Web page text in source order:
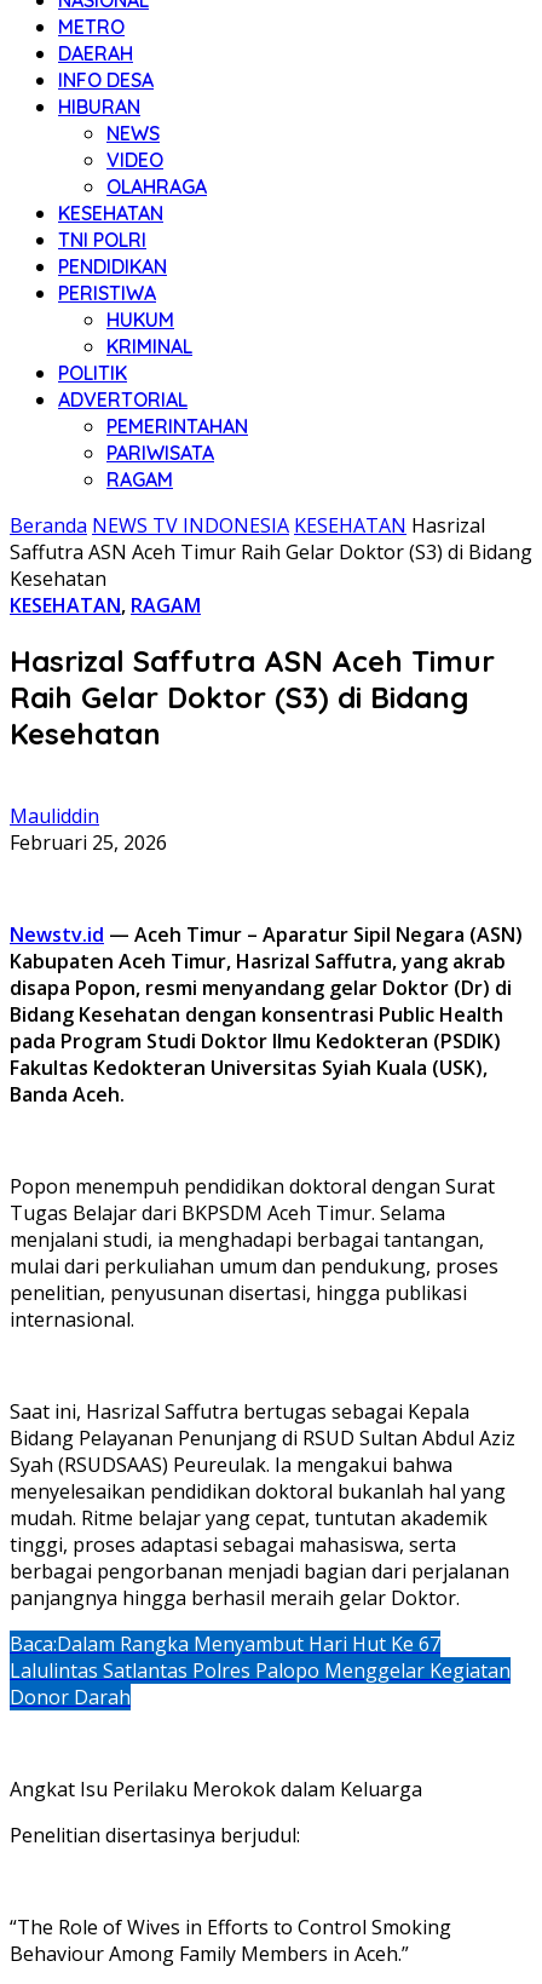
METRO
DAERAH
INFO DESA
HIBURAN
NEWS
VIDEO
OLAHRAGA
KESEHATAN
TNI POLRI
PENDIDIKAN
PERISTIWA
HUKUM
KRIMINAL
POLITIK
ADVERTORIAL
PEMERINTAHAN
PARIWISATA
RAGAM
Beranda NEWS TV INDONESIA KESEHATAN Hasrizal
Saffutra ASN Aceh Timur Raih Gelar Doktor (S3) di Bidang
Kesehatan
KESEHATAN, RAGAM
Hasrizal Saffutra ASN Aceh Timur
Raih Gelar Doktor (S3) di Bidang
Kesehatan
Mauliddin
Februari 25, 2026
Newstv.id — Aceh Timur – Aparatur Sipil Negara (ASN)
Kabupaten Aceh Timur, Hasrizal Saffutra, yang akrab
disapa Popon, resmi menyandang gelar Doktor (Dr) di
Bidang Kesehatan dengan konsentrasi Public Health
pada Program Studi Doktor Ilmu Kedokteran (PSDIK)
Fakultas Kedokteran Universitas Syiah Kuala (USK),
Banda Aceh.
Popon menempuh pendidikan doktoral dengan Surat
Tugas Belajar dari BKPSDM Aceh Timur. Selama
menjalani studi, ia menghadapi berbagai tantangan,
mulai dari perkuliahan umum dan pendukung, proses
penelitian, penyusunan disertasi, hingga publikasi
internasional.
Saat ini, Hasrizal Saffutra bertugas sebagai Kepala
Bidang Pelayanan Penunjang di RSUD Sultan Abdul Aziz
Syah (RSUDSAAS) Peureulak. Ia mengakui bahwa
menyelesaikan pendidikan doktoral bukanlah hal yang
mudah. Ritme belajar yang cepat, tuntutan akademik
tinggi, proses adaptasi sebagai mahasiswa, serta
berbagai pengorbanan menjadi bagian dari perjalanan
panjangnya hingga berhasil meraih gelar Doktor.
Baca:Dalam Rangka Menyambut Hari Hut Ke 67
Lalulintas Satlantas Polres Palopo Menggelar Kegiatan
Donor Darah
Angkat Isu Perilaku Merokok dalam Keluarga
Penelitian disertasinya berjudul:
“The Role of Wives in Efforts to Control Smoking
Behaviour Among Family Members in Aceh.”